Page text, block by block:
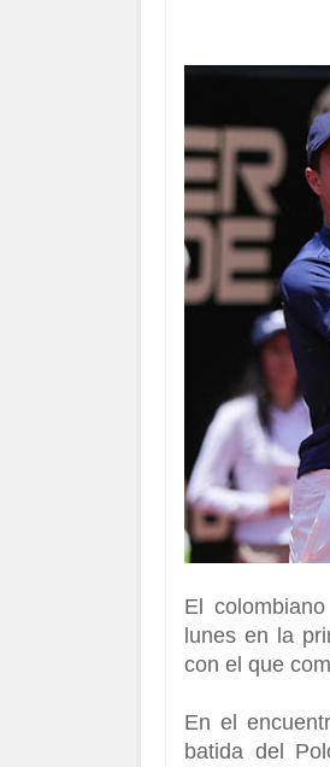
El colombiano
lunes en la
con el que
En el
batida del